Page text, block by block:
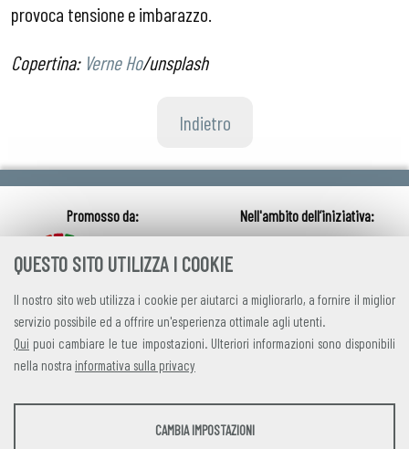
QUESTO SITO UTILIZZA I COOKIE
Il nostro sito web utilizza i cookie per aiutarci a migliorarlo, a fornire il miglior
servizio possibile ed a offrire un'esperienza ottimale agli utenti.
Qui puoi cambiare le tue impostazioni. Ulteriori informazioni sono disponibili
nella nostra informativa sulla privacy
STATISTICHE
CAMBIA IMPOSTAZIONI
provoca tensione e imbarazzo.
Copertina: Verne Ho/unsplash
Indietro
credits|privacy|contatti
Alleanza Italiana per lo Sviluppo Sostenibile